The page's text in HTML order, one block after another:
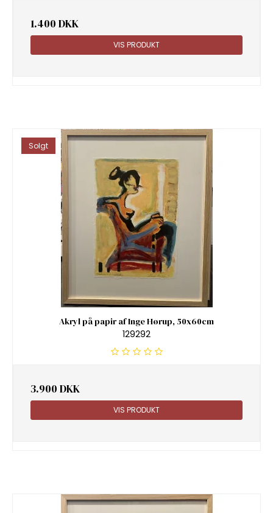
1.400 DKK
VIS PRODUKT
Solgt
Akryl på papir af Inge Hørup, 50x60cm
129292
3.900 DKK
VIS PRODUKT